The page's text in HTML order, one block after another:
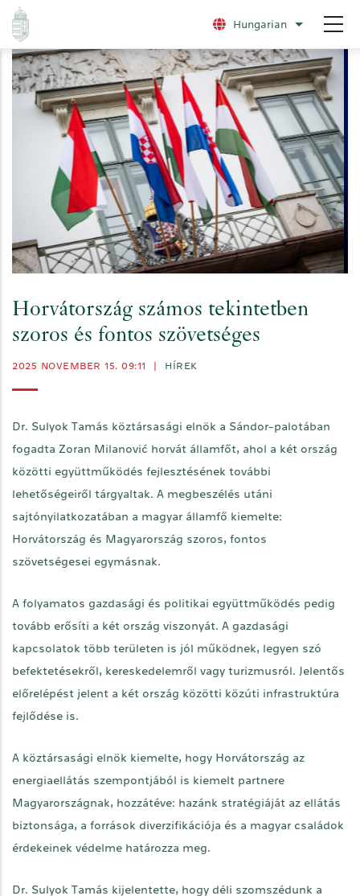
Ugrás
tartalomra
Hungarian További
Horvátország számos tekintetben
szoros és fontos szövetséges
2025 NOVEMBER 15. 09:11 HÍREK
Dr. Sulyok Tamás köztársasági elnök a Sándor-palotában
fogadta Zoran Milanović horvát államfőt, ahol a két ország
közötti együttműködés fejlesztésének további
lehetőségeiről tárgyaltak. A megbeszélés utáni
sajtónyilatkozatában a magyar államfő kiemelte:
Horvátország és Magyarország szoros, fontos
szövetségesei egymásnak.
A folyamatos gazdasági és politikai együttműködés pedig
tovább erősíti a két ország viszonyát. A gazdasági
kapcsolatok több területen is jól működnek, legyen szó
befektetésekről, kereskedelemről vagy turizmusról. Jelentős
előrelépést jelent a két ország közötti közúti infrastruktúra
fejlődése is.
A köztársasági elnök kiemelte, hogy Horvátország az
energiaellátás szempontjából is kiemelt partnere
Magyarországnak, hozzátéve: hazánk stratégiáját az ellátás
biztonsága, a források diverzifikációja és a magyar családok
érdekeinek védelme határozza meg.
Dr. Sulyok Tamás kijelentette, hogy déli szomszédunk a